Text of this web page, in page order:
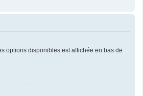
options disponibles est affichée en bas de